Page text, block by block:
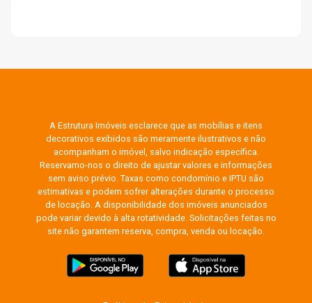
A Estrutura Imóveis esclarece que as mobílias e itens
decorativos exibidos são meramente ilustrativos e não
acompanham o imóvel, salvo indicação específica.
Reservamo-nos o direito de ajustar valores e informações
sem aviso prévio. Taxas como condomínio e IPTU são
estimativas e podem sofrer alterações durante o processo
de locação. A disponibilidade dos imóveis anunciados
pode variar devido à alta rotatividade. Solicitações feitas no
site não garantem reserva, compra, venda ou locação.